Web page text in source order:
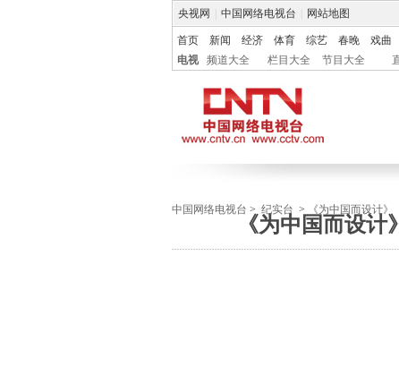
央视网 中国网络电视台 网站地图
首页 新闻 经济 体育 综艺 春晚 戏曲
电视
频道大全 栏目大全 节目大全
中国网络电视台 > 纪实台 > 《为中国而设计》
《为中国而设